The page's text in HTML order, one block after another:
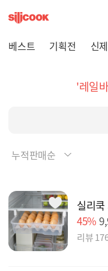
베스트 기획전 신
'레일
누적판매순
실리
45%
리뷰